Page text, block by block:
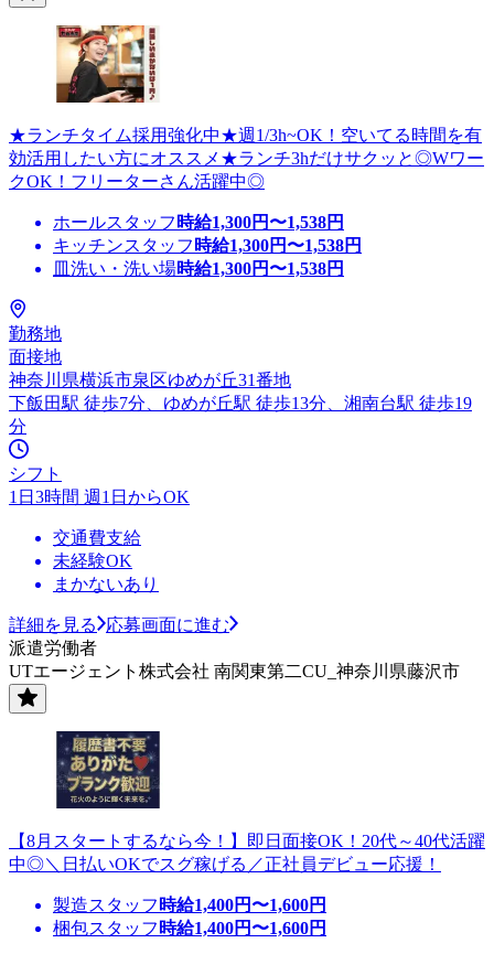
★ランチタイム採用強化中★週1/3h~OK！空いてる時間を有
効活用したい方にオススメ★ランチ3hだけサクッと◎Wワー
クOK！フリーターさん活躍中◎
ホールスタッフ 時給1,300円〜1,538円
キッチンスタッフ 時給1,300円〜1,538円
皿洗い・洗い場時給1,300円〜1,538円
勤務地
面接地
神奈川県横浜市泉区ゆめが丘31番地
下飯田駅 徒歩7分、ゆめが丘駅 徒歩13分、湘南台駅 徒歩19
分
シフト
1日3時間 週1日からOK
交通費支給
未経験OK
まかないあり
詳細を見る
応募画面に進む
派遣労働者
UTエージェント株式会社 南関東第二CU_神奈川県藤沢市
【8月スタートするなら今！】即日面接OK！20代～40代活躍
中◎＼日払いOKでスグ稼げる／正社員デビュー応援！
製造スタッフ 時給1,400円〜1,600円
梱包スタッフ 時給1,400円〜1,600円